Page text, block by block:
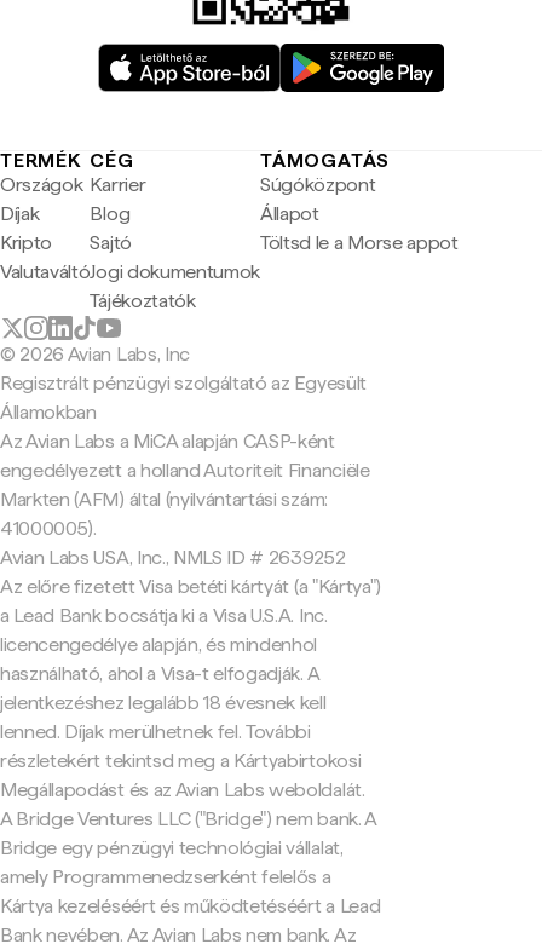
TERMÉK
Országok
Díjak
Kripto
Valutaváltó
CÉG
Karrier
Blog
Sajtó
Jogi dokumentumok
Tájékoztatók
TÁMOGATÁS
Súgóközpont
Állapot
Töltsd le a Morse appot
© 2026 Avian Labs, Inc
Regisztrált pénzügyi szolgáltató az Egyesült
Államokban
Az Avian Labs a MiCA alapján CASP-ként
engedélyezett a holland Autoriteit Financiële
Markten (AFM) által (nyilvántartási szám:
41000005).
Avian Labs USA, Inc., NMLS ID # 2639252
Az előre fizetett Visa betéti kártyát (a "Kártya")
a Lead Bank bocsátja ki a Visa U.S.A. Inc.
licencengedélye alapján, és mindenhol
használható, ahol a Visa-t elfogadják. A
jelentkezéshez legalább 18 évesnek kell
lenned. Díjak merülhetnek fel. További
részletekért tekintsd meg a Kártyabirtokosi
Megállapodást és az Avian Labs weboldalát.
A Bridge Ventures LLC ("Bridge") nem bank. A
Bridge egy pénzügyi technológiai vállalat,
amely Programmenedzserként felelős a
Kártya kezeléséért és működtetéséért a Lead
Bank nevében. Az Avian Labs nem bank. Az